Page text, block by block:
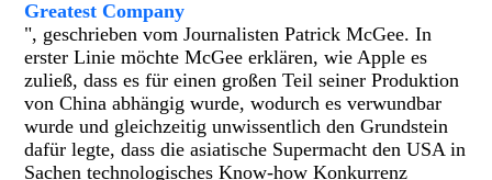
Greatest Company
", geschrieben vom Journalisten Patrick McGee. In
erster Linie möchte McGee erklären, wie Apple es
zuließ, dass es für einen großen Teil seiner Produktion
von China abhängig wurde, wodurch es verwundbar
wurde und gleichzeitig unwissentlich den Grundstein
dafür legte, dass die asiatische Supermacht den USA in
Sachen technologisches Know-how Konkurrenz